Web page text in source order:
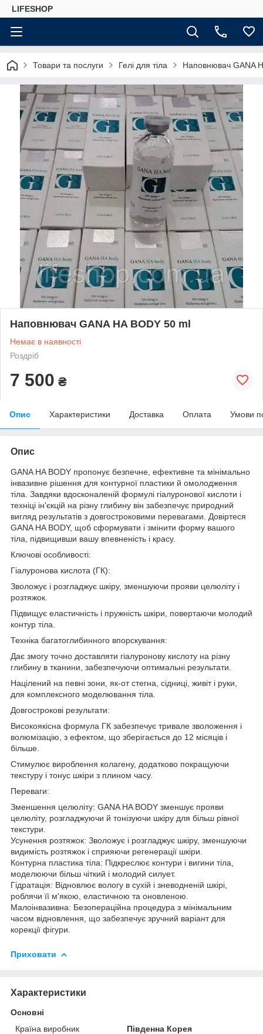
LIFESHOP
Товари та послуги Гелі для тіла Наповнювач GANA
Наповнювач GANA HA BODY 50 ml
Немає в наявності
Роздріб
7 500 ₴
Опис Характеристики Доставка Оплата Умови
Опис
GANA HA BODY пропонує безпечне, ефективне та мінімально
інвазивне рішення для контурної пластики й омолодження
тіла. Завдяки вдосконаленій формулі гіалуронової кислоти і
техніці ін'єкцій на різну глибину він забезпечує природний
вигляд результатів з довгостроковими перевагами. Довіртеся
GANA HA BODY, щоб сформувати і змінити форму вашого
тіла, підвищивши вашу впевненість і красу.
Ключові особливості:
Гіалуронова кислота (ГК):
Зволожує і розгладжує шкіру, зменшуючи прояви целюліту і
розтяжок.
Підвищує еластичність і пружність шкіри, повертаючи молодий
контур тіла.
Техніка багатоглибинного впорскування:
Дає змогу точно доставляти гіалуронову кислоту на різну
глибину в тканини, забезпечуючи оптимальні результати.
Націлений на певні зони, як-от стегна, сідниці, живіт і руки,
для комплексного моделювання тіла.
Довгострокові результати:
Високоякісна формула ГК забезпечує тривале зволоження і
волюмізацію, з ефектом, що зберігається до 12 місяців і
більше.
Стимулює вироблення колагену, додатково покращуючи
текстуру і тонус шкіри з плином часу.
Переваги:
Зменшення целюліту: GANA HA BODY зменшує прояви
целюліту, розгладжуючи й тонізуючи шкіру для більш рівної
текстури.
Усунення розтяжок: Зволожує і розгладжує шкіру, зменшуючи
видимість розтяжок і сприяючи регенерації шкіри.
Контурна пластика тіла: Підкреслює контури і вигини тіла,
моделюючи більш чіткий і молодий силует.
Гідратація: Відновлює вологу в сухій і зневодненій шкірі,
роблячи її м'якою, еластичною та оновленою.
Малоінвазивна: Безопераційна процедура з мінімальним
часом відновлення, що забезпечує зручний варіант для
корекції фігури.
Приховати
Характеристики
Основні
Країна виробник
Південна Корея